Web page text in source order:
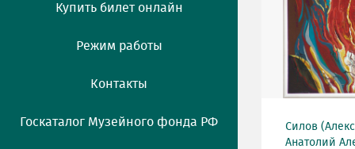
Купить билет онлайн
Режим работы
Контакты
Госкаталог Музейного фонда РФ
Силов
Анатолий